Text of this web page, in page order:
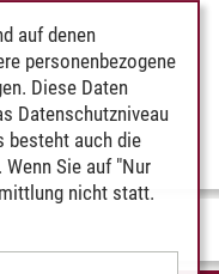
auf denen
personenbezogene
Diese Daten
Datenschutzniveau
besteht auch die
Sie auf "Nur
nicht statt.